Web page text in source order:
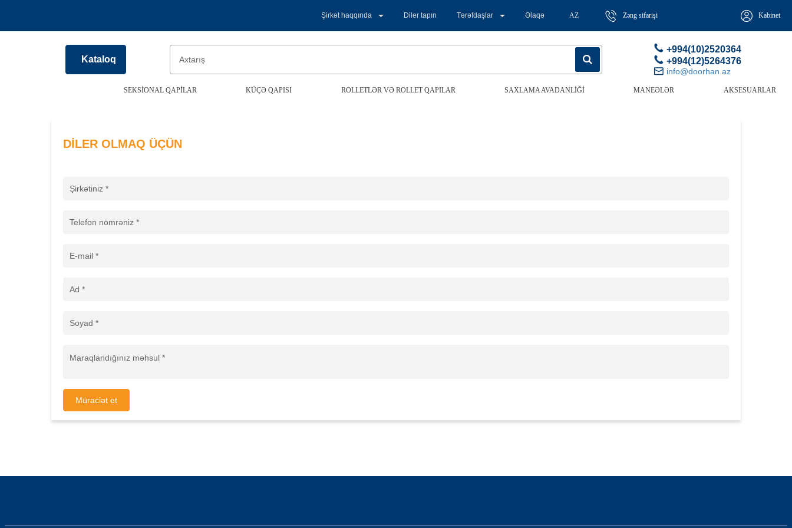
Şirkət haqqında Diler tapın Tərəfdaşlar Əlaqə AZ Zəng sifarişi Kabinet
Kataloq
+994(10)2520364
+994(12)5264376
info@doorhan.az
SEKSIONAL QAPILAR KÜÇƏ QAPISI ROLLETLƏR VƏ ROLLET QAPILAR SAXLAMA AVADANLIĞI MANEƏLƏR AKSESUARLAR
DILER OLMAQ ÜÇÜN